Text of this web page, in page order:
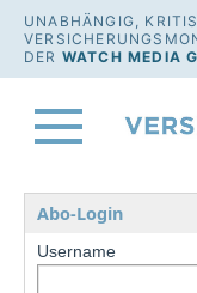
UNABHÄNGIG,
DER WATCH MEDIA
Abo-Login
Username